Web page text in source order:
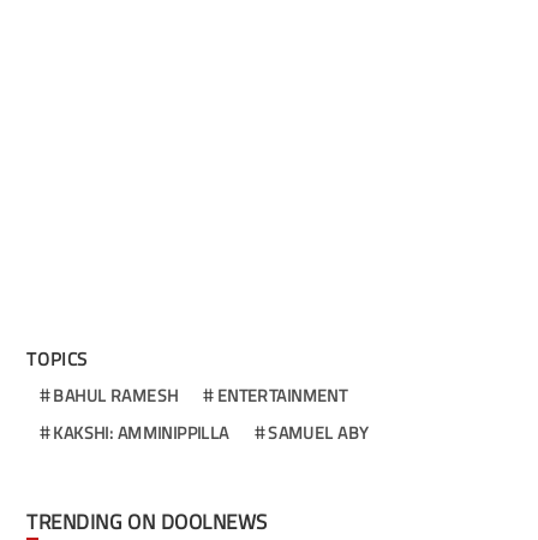
TOPICS
BAHUL RAMESH
ENTERTAINMENT
KAKSHI: AMMINIPPILLA
SAMUEL ABY
TRENDING ON DOOLNEWS